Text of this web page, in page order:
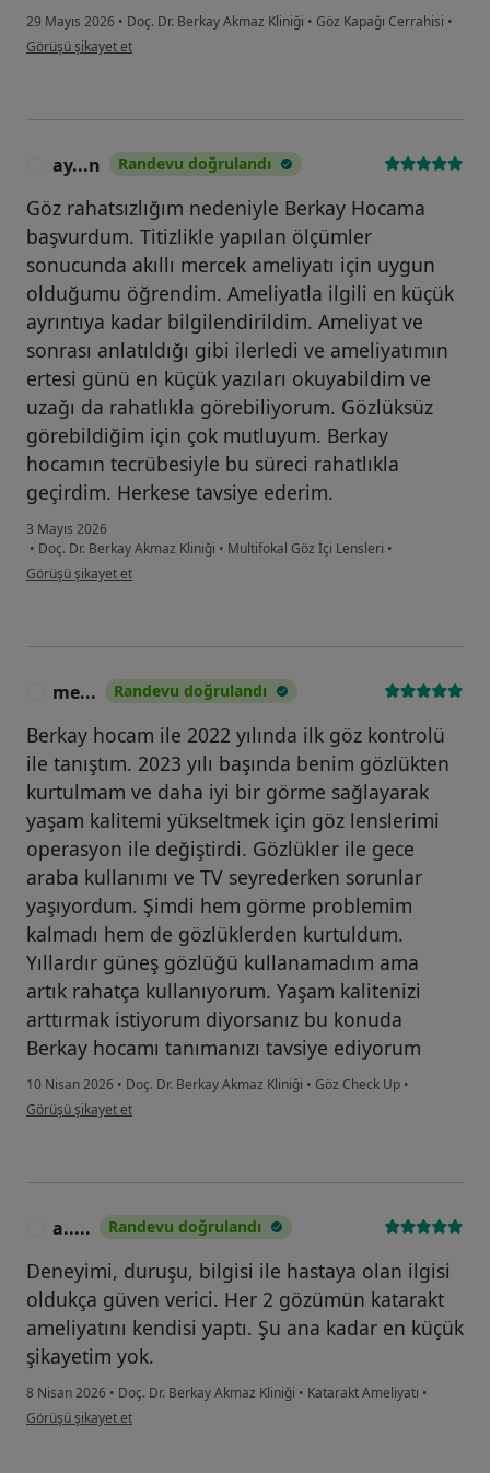
29 Mayıs 2026 • Doç. Dr. Berkay Akmaz Kliniği • Göz Kapağı Cerrahisi •
kullanıcının görüşüne göre so...
Görüşü şikayet et
ay...n Randevu doğrulandı
Göz rahatsızlığım nedeniyle Berkay Hocama
başvurdum. Titizlikle yapılan ölçümler
sonucunda akıllı mercek ameliyatı için uygun
olduğumu öğrendim. Ameliyatla ilgili en küçük
ayrıntıya kadar bilgilendirildim. Ameliyat ve
sonrası anlatıldığı gibi ilerledi ve ameliyatımın
ertesi günü en küçük yazıları okuyabildim ve
uzağı da rahatlıkla görebiliyorum. Gözlüksüz
görebildiğim için çok mutluyum. Berkay
hocamın tecrübesiyle bu süreci rahatlıkla
geçirdim. Herkese tavsiye ederim.
3 Mayıs 2026
• Doç. Dr. Berkay Akmaz Kliniği • Multifokal Göz İçi Lensleri •
kullanıcının görüşüne göre ay...n
Görüşü şikayet et
me... Randevu doğrulandı
Berkay hocam ile 2022 yılında ilk göz kontrolü
ile tanıştım. 2023 yılı başında benim gözlükten
kurtulmam ve daha iyi bir görme sağlayarak
yaşam kalitemi yükseltmek için göz lenslerimi
operasyon ile değiştirdi. Gözlükler ile gece
araba kullanımı ve TV seyrederken sorunlar
yaşıyordum. Şimdi hem görme problemim
kalmadı hem de gözlüklerden kurtuldum.
Yıllardır güneş gözlüğü kullanamadım ama
artık rahatça kullanıyorum. Yaşam kalitenizi
arttırmak istiyorum diyorsanız bu konuda
Berkay hocamı tanımanızı tavsiye ediyorum
10 Nisan 2026 • Doç. Dr. Berkay Akmaz Kliniği • Göz Check Up •
kullanıcının görüşüne göre me...
Görüşü şikayet et
a..... Randevu doğrulandı
Deneyimi, duruşu, bilgisi ile hastaya olan ilgisi
oldukça güven verici. Her 2 gözümün katarakt
ameliyatını kendisi yaptı. Şu ana kadar en küçük
şikayetim yok.
8 Nisan 2026 • Doç. Dr. Berkay Akmaz Kliniği • Katarakt Ameliyatı •
kullanıcının görüşüne göre a.....
Görüşü şikayet et